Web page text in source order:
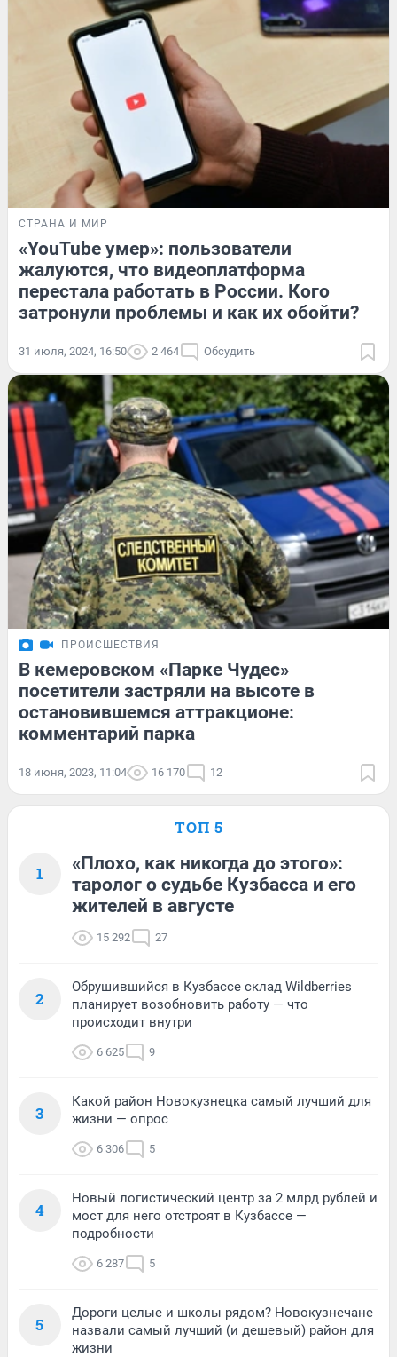
СТРАНА И МИР
«YouTube умер»: пользователи
жалуются, что видеоплатформа
перестала работать в России. Кого
затронули проблемы и как их обойти?
31 июля, 2024, 16:50 2 464 Обсудить
ПРОИСШЕСТВИЯ
В кемеровском «Парке Чудес»
посетители застряли на высоте в
остановившемся аттракционе:
комментарий парка
18 июня, 2023, 11:04 16 170 12
ТОП 5
1
«Плохо, как никогда до этого»:
таролог о судьбе Кузбасса и его
жителей в августе
15 292 27
2
Обрушившийся в Кузбассе склад Wildberries
планирует возобновить работу — что
происходит внутри
6 625 9
3
Какой район Новокузнецка самый лучший для
жизни — опрос
6 306 5
4
Новый логистический центр за 2 млрд рублей и
мост для него отстроят в Кузбассе —
подробности
6 287 5
5
Дороги целые и школы рядом? Новокузнечане
назвали самый лучший (и дешевый) район для
жизни